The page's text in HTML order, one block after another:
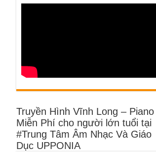
Truyền Hình Vĩnh Long – Piano
Miễn Phí cho người lớn tuổi tại
#Trung Tâm Âm Nhạc Và Giáo
Dục UPPONIA